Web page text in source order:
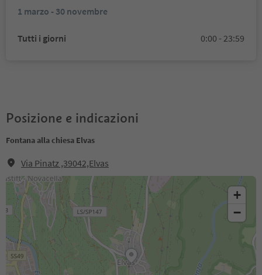
1 marzo - 30 novembre
Tutti i giorni 0:00 - 23:59
Posizione e indicazioni
Fontana alla chiesa Elvas
Via Pinatz ,39042,Elvas
+
−